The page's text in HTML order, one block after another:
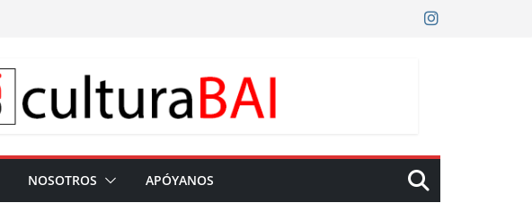
NOSOTROS APÓYANOS